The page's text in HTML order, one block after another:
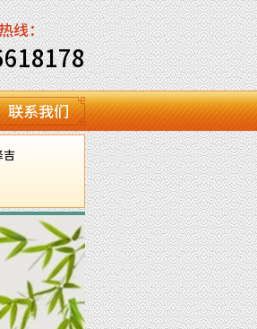
线：
联系我们
吉